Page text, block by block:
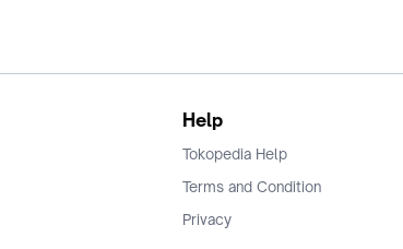
Help
Tokopedia Help
Terms and Condition
Privacy